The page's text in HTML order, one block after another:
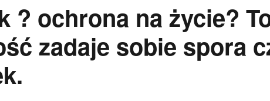
? ochrona na życie?
zadaje sobie spora